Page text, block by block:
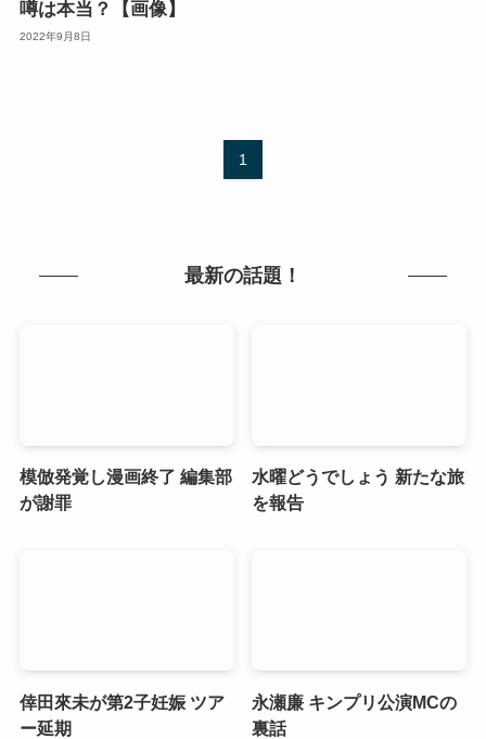
噂は本当？【画像】
2022年9月8日
1
最新の話題！
模倣発覚し漫画終了 編集部
が謝罪
水曜どうでしょう 新たな旅
を報告
倖田來未が第2子妊娠 ツア
ー延期
永瀬廉 キンプリ公演MCの
裏話